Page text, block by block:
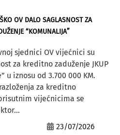
OV DALO SAGLASNOST ZA
“KOMUNALIJA”
sjednici OV vijećnici su
za kreditno zaduženje JKUP
u iznosu od 3.700 000 KM.
za kreditno
vijećnicima se
23/07/2026